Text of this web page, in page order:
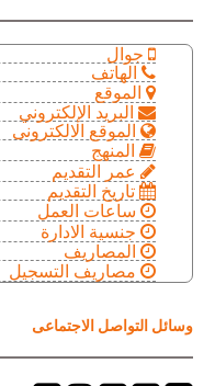
جوال
الهاتف
الموقع
البريد الإلكتروني
الموقع الالكترونى
المنهج
عمر التقديم
تاريخ التقديم
ساعات العمل
جنسية الادارة
المصاريف
مصاريف التسجيل
وسائل التواصل الاجتماعى